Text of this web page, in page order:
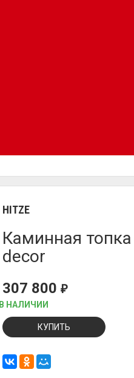
HITZE
Каминная
decor
307 800₽
В НАЛИЧИИ
КУПИТЬ